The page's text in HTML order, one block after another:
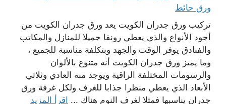
ورق حائط
تركيب ورق جدران الكويت يعد ورق جدران الكويت من
أجود الأنواع والذي يعطي رونقا جميلا للمنازل والمكاتب
والفنادق يوفر الوقت والجهد وبتكلفة مناسبة للجميع ،
وما يميز ورق جدران الكويت أنه متنوع بالألوان
والرسومات المختلفة الراقية ويوجد منه العادي وثلاثي
الأبعاد الذي يعطي منظرا جذابا للغرف ولكل غرفة ورق
جدران يناسبها فمثلا لغرف النوم هناك ... اقرأ المزيد